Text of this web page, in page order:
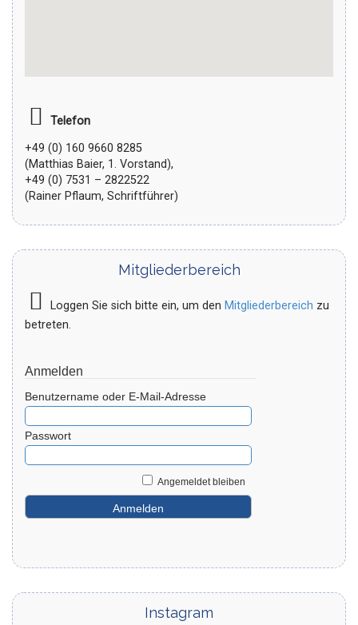
Telefon
+49 (0) 160 9660 8285
(Matthias Baier, 1. Vorstand),
+49 (0) 7531 – 2822522
(Rainer Pflaum, Schriftführer)
Mitgliederbereich
Loggen Sie sich bitte ein, um den Mitgliederbereich zu
betreten.
Anmelden
Benutzername oder E-Mail-Adresse
Passwort
Angemeldet bleiben
Instagram